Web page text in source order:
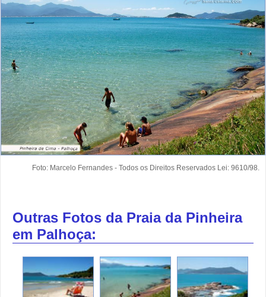
Foto: Marcelo Fernandes - Todos os Direitos Reservados Lei: 9610/98.
Outras Fotos da Praia da Pinheira
em Palhoça: